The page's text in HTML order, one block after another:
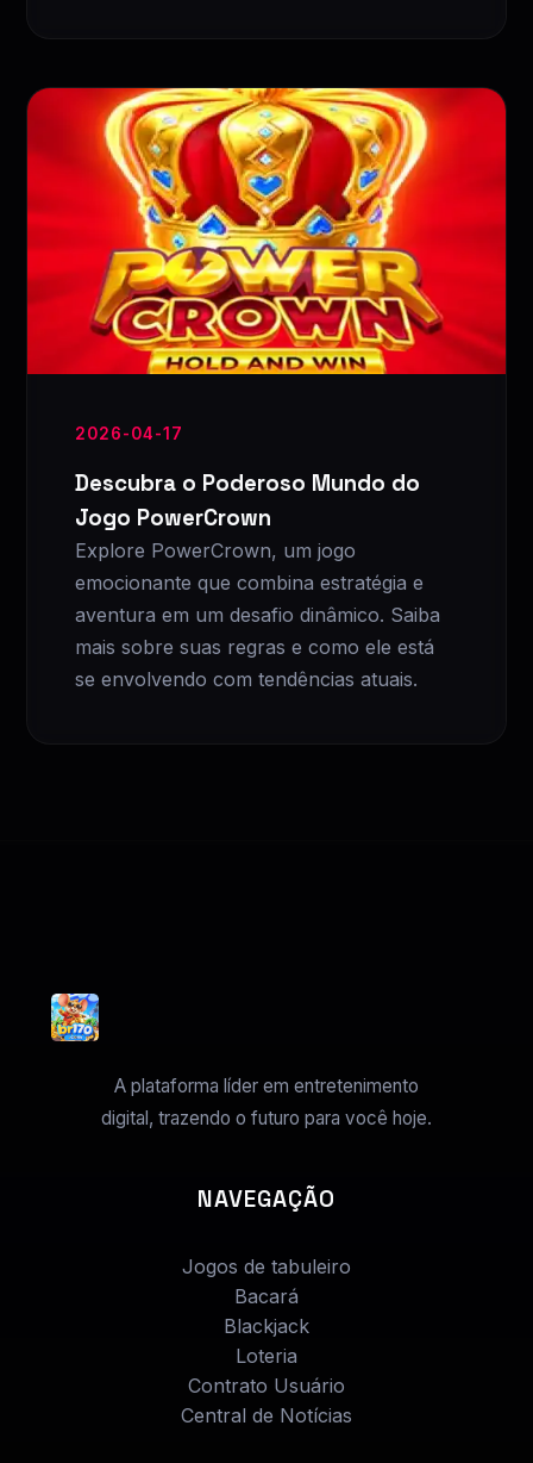
2026-04-17
Descubra o Poderoso Mundo do
Jogo PowerCrown
Explore PowerCrown, um jogo
emocionante que combina estratégia e
aventura em um desafio dinâmico. Saiba
mais sobre suas regras e como ele está
se envolvendo com tendências atuais.
A plataforma líder em entretenimento
digital, trazendo o futuro para você hoje.
NAVEGAÇÃO
Jogos de tabuleiro
Bacará
Blackjack
Loteria
Contrato Usuário
Central de Notícias